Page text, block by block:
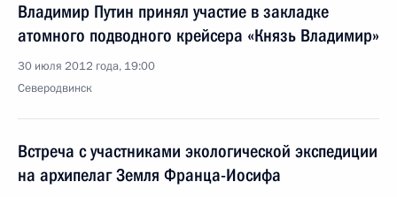
Владимир Путин принял участие в закладке
атомного подводного крейсера «Князь Владимир»
30 июля 2012 года, 19:00
Северодвинск
Встреча с участниками экологической экспедиции
на архипелаг Земля Франца-Иосифа